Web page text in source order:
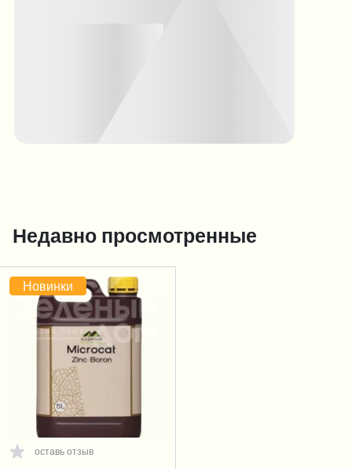
Недавно просмотренные
Новинки
оставь отзыв